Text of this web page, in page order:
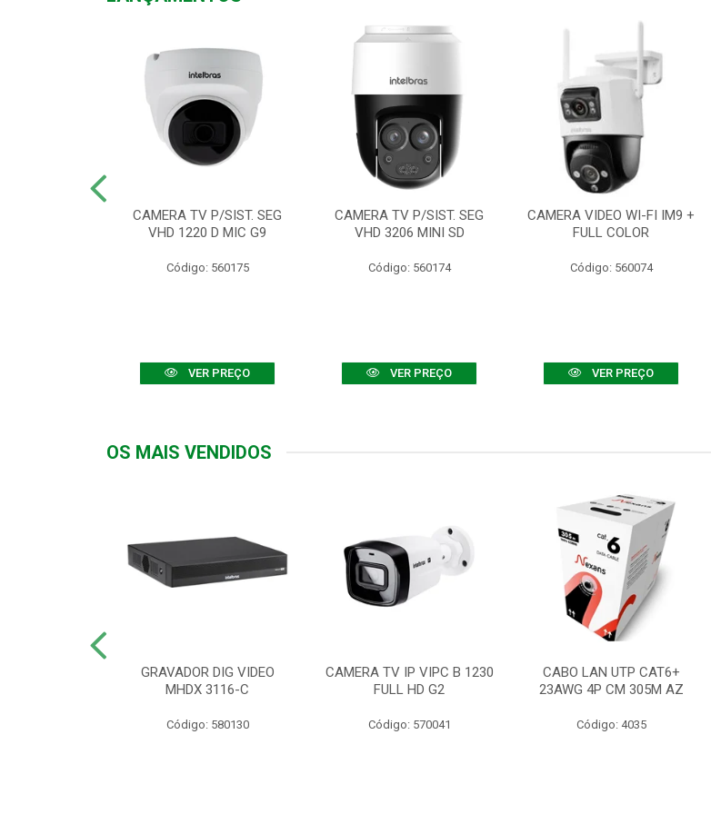
CAMERA TV P/SIST. SEG
VHD 1220 D MIC G9
Código: 560175
VER PREÇO
CAMERA TV P/SIST. SEG
VHD 3206 MINI SD
Código: 560174
VER PREÇO
CAMERA VIDEO WI-FI IM9 +
FULL COLOR
Código: 560074
VER PREÇO
OS MAIS VENDIDOS
GRAVADOR DIG VIDEO
MHDX 3116-C
Código: 580130
CAMERA TV IP VIPC B 1230
FULL HD G2
Código: 570041
CABO LAN UTP CAT6+
23AWG 4P CM 305M AZ
Código: 4035